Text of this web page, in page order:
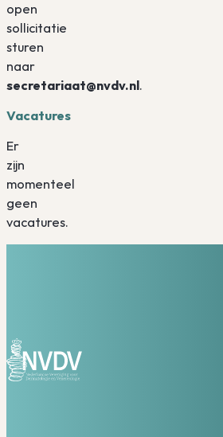
open
sollicitatie
sturen
naar
secretariaat@nvdv.nl.
Vacatures
Er
zijn
momenteel
geen
vacatures.